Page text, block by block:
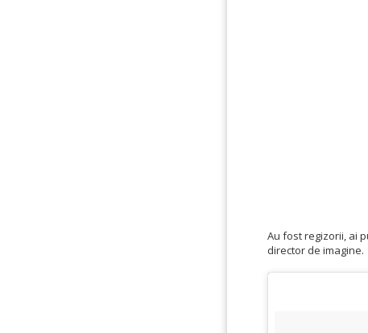
Au fost regizorii, ai
director de imagine.